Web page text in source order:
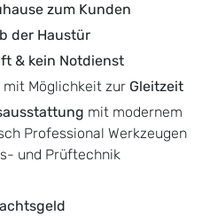
zum Kunden
der Haustür
& kein Notdienst
mit Möglichkeit zur Gleitzeit
mit modernem
Professional Werkzeugen
und Prüftechnik